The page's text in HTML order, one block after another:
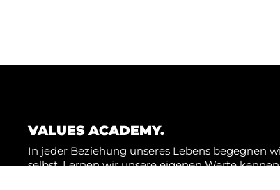
VALUES ACADEMY.
In jeder Beziehung unseres Lebens begegnen
selbst. Lernen wir unsere eigenen Werte